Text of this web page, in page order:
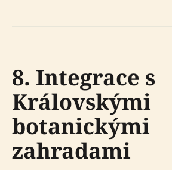
8. Integrace s
Královskými
botanickými
zahradami